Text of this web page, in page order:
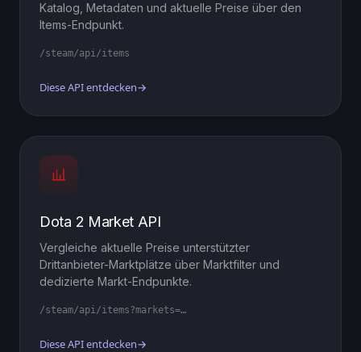
Katalog, Metadaten und aktuelle Preise über den
Items-Endpunkt.
/steam/api/items
Diese API entdecken→
Dota 2 Market API
Vergleiche aktuelle Preise unterstützter
Drittanbieter-Marktplätze über Marktfilter und
dedizierte Markt-Endpunkte.
/steam/api/items?markets=…
Diese API entdecken→